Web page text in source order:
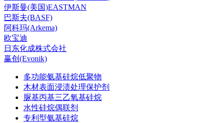
伊斯曼(美国)EASTMAN
巴斯夫(BASF)
阿科玛(Arkema)
欧宝迪
日东化成株式会社
赢创(Evonik)
多功能氨基硅烷低聚物
木材表面浸渍处理保护剂
脲基丙基三乙氧基硅烷
水性硅烷偶联剂
专利型氨基硅烷